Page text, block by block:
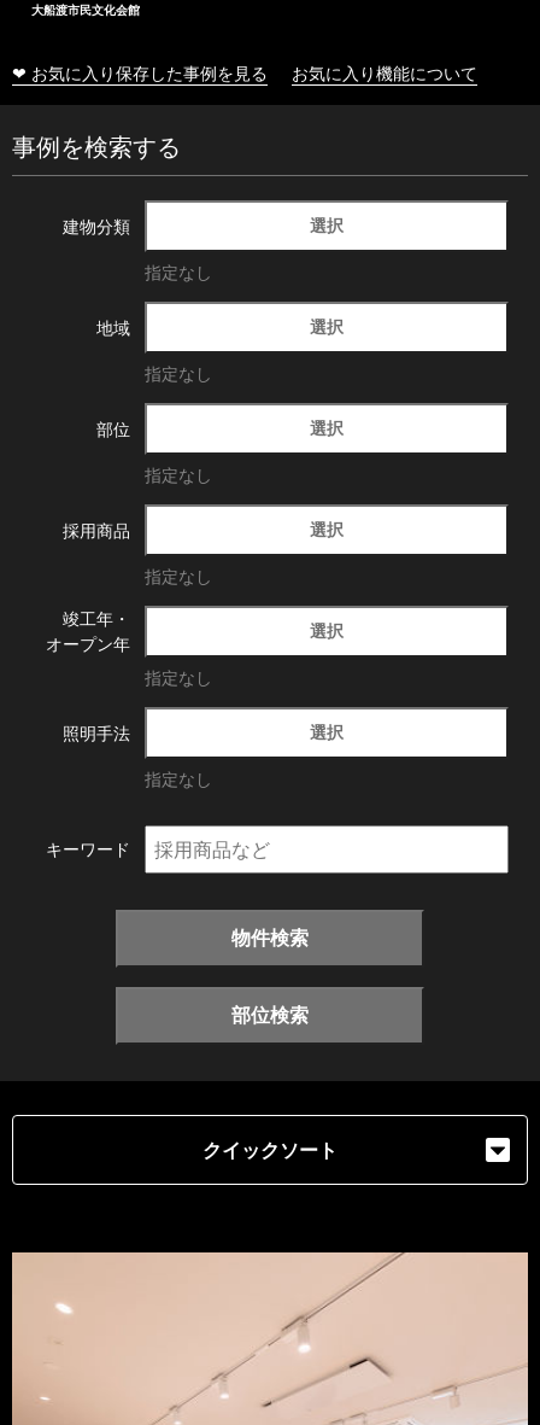
大船渡市民文化会館
❤ お気に入り保存した事例を見る お気に入り機能について
事例を検索する
建物分類 選択
指定なし
地域 選択
指定なし
部位 選択
指定なし
採用商品 選択
指定なし
竣工年・
オープン年
選択
指定なし
照明手法 選択
指定なし
キーワード
物件検索
部位検索
クイックソート